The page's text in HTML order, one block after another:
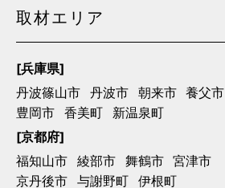
取材エリア
[兵庫県]
丹波篠山市
丹波市 朝来市
養父市
豊岡市
香美町
新温泉町
[京都府]
福知山市
綾部市 舞鶴市
宮津市
京丹後市
与謝野町 伊根町